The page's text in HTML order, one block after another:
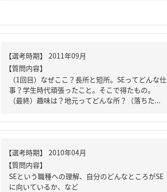
【質問内容】
（1回目）なぜここ？長所と短所。SEってどんな仕
事？学生時代頑張ったこと。そこで得たもの。
（最終）趣味は？地元ってどんな所？（落ちた...
【質問内容】
SEという職種への理解、自分のどんなところがSE
に向いているか、など